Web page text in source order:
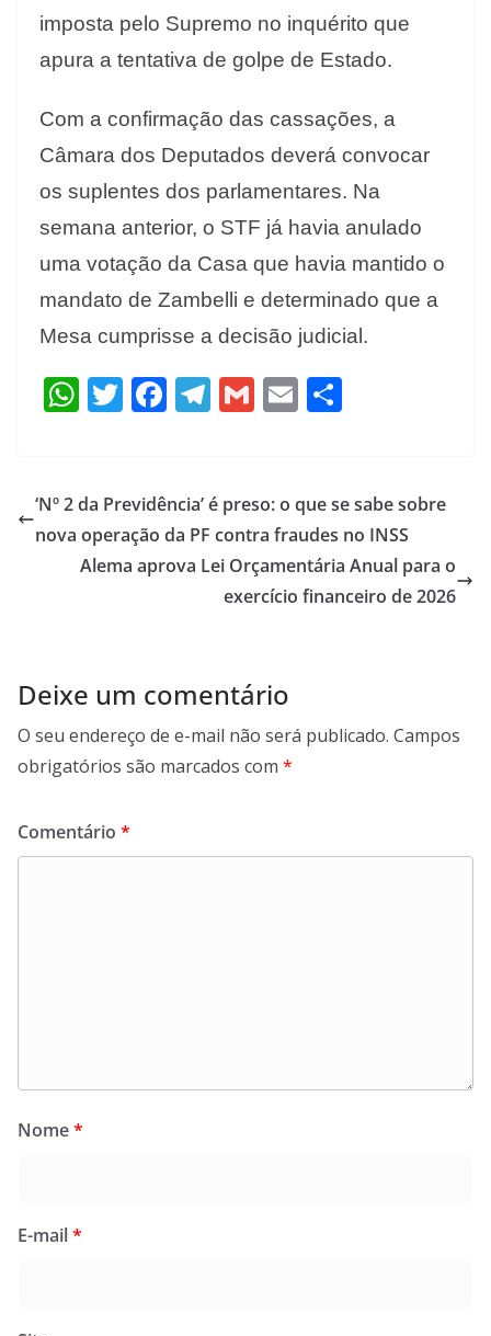
imposta pelo Supremo no inquérito que
apura a tentativa de golpe de Estado.
Com a confirmação das cassações, a
Câmara dos Deputados deverá convocar
os suplentes dos parlamentares. Na
semana anterior, o STF já havia anulado
uma votação da Casa que havia mantido o
mandato de Zambelli e determinado que a
Mesa cumprisse a decisão judicial.
W
s
A
p
T
er
F
b
o
o
T
gr
a
m
G
l
E
l e
‘Nº 2 da Previdência’ é preso: o que se sabe sobre
nova operação da PF contra fraudes no INSS
Alema aprova Lei Orçamentária Anual para o
exercício financeiro de 2026
Deixe um comentário
O seu endereço de e-mail não será publicado. Campos
obrigatórios são marcados com *
Comentário *
Nome*
E-mail*